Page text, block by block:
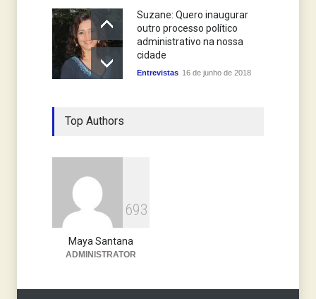
Suzane: Quero inaugurar
outro processo político
administrativo na nossa
cidade
Entrevistas 16 de junho de 2018
Top Authors
693
Maya Santana
ADMINISTRATOR